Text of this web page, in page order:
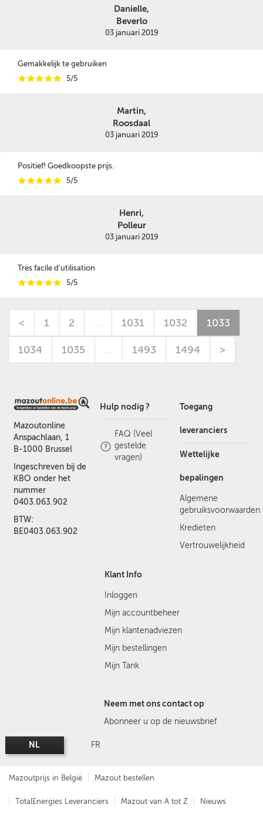
Danielle,
Beverlo
03 januari 2019
Gemakkelijk te gebruiken
iiiii 5/5
Martin,
Roosdaal
03 januari 2019
Positief! Goedkoopste prijs.
iiiii 5/5
Henri,
Polleur
03 januari 2019
Très facile d'utilisation
iiiii 5/5
< 1 2 … 1031 1032 1033
1034 1035 … 1493 1494 >
Mazoutonline
Anspachlaan, 1
B-1000 Brussel
Ingeschreven bij de
KBO onder het
nummer
0403.063.902
BTW:
BE0403.063.902
Hulp nodig ?
FAQ (Veel
gestelde
vragen)
Toegang
leveranciers
Wettelijke
bepalingen
Algemene
gebruiksvoorwaarden
Kredieten
Vertrouwelijkheid
Klant Info
Inloggen
Mijn accountbeheer
Mijn klantenadviezen
Mijn bestellingen
Mijn Tank
Neem met ons contact op
Abonneer u op de nieuwsbrief
NL FR
Mazoutprijs in België Mazout bestellen
TotalEnergies Leveranciers Mazout van A tot Z Nieuws